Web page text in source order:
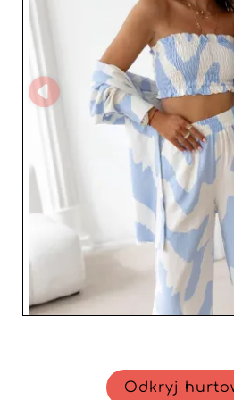
rozwijaniu oferty i budowaniu
Niezastąpiony sojusznik w
biznesu i oferowaniu odzieży
europejską jakością.
Odkryj